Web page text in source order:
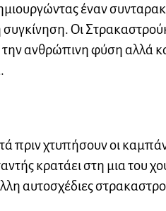
έναν
Οι
ανθρώπινη φύση αλλά
πριν χτυπήσουν οι
κρατάει στη μια του
αυτοσχέδιες